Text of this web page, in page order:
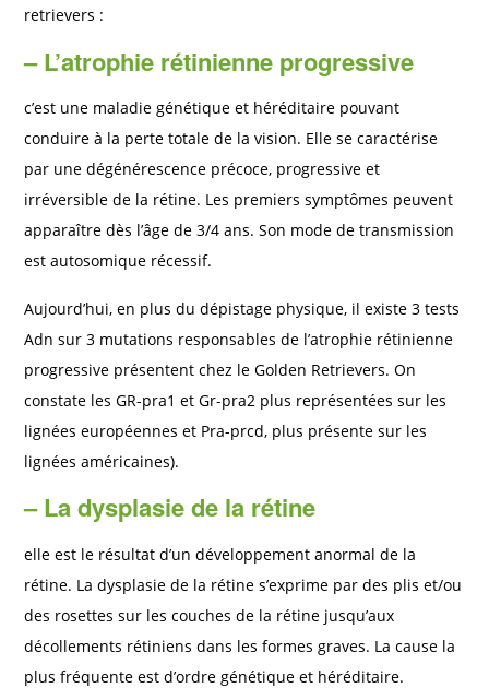
retrievers :
–L’atrophie rétinienne progressive
c’est une maladie génétique et héréditaire pouvant
conduire à la perte totale de la vision. Elle se caractérise
par une dégénérescence précoce, progressive et
irréversible de la rétine. Les premiers symptômes peuvent
apparaître dès l’âge de 3/4 ans. Son mode de transmission
est autosomique récessif.
Aujourd’hui, en plus du dépistage physique, il existe 3 tests
Adn sur 3 mutations responsables de l’atrophie rétinienne
progressive présentent chez le Golden Retrievers. On
constate les GR-pra1 et Gr-pra2 plus représentées sur les
lignées européennes et Pra-prcd, plus présente sur les
lignées américaines).
–La dysplasie de la rétine
elle est le résultat d’un développement anormal de la
rétine. La dysplasie de la rétine s’exprime par des plis et/ou
des rosettes sur les couches de la rétine jusqu’aux
décollements rétiniens dans les formes graves. La cause la
plus fréquente est d’ordre génétique et héréditaire.